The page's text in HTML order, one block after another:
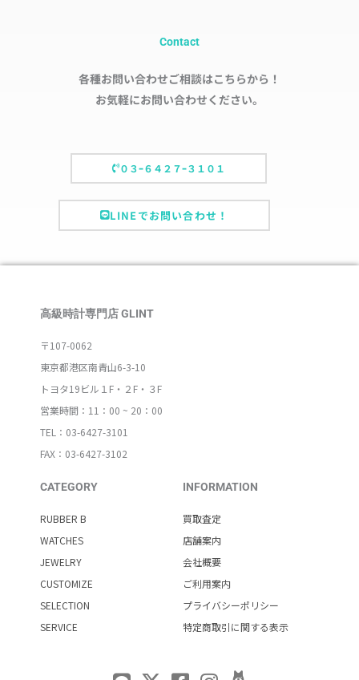
Contact
各種お問い合わせご相談はこちらから！
お気軽にお問い合わせください。
０３ｰ６４２７ｰ３１０１
LINEでお問い合わせ！
高級時計専門店 GLINT
〒107-0062
東京都港区南青山6-3-10
トヨタ19ビル１F・２F・３F
営業時間：11：00 ~ 20：00
TEL：03-6427-3101
FAX：03-6427-3102
CATEGORY
RUBBER B
WATCHES
JEWELRY
CUSTOMIZE
SELECTION
SERVICE
INFORMATION
買取査定
店舗案内
会社概要
ご利用案内
プライバシーポリシー
特定商取引に関する表示